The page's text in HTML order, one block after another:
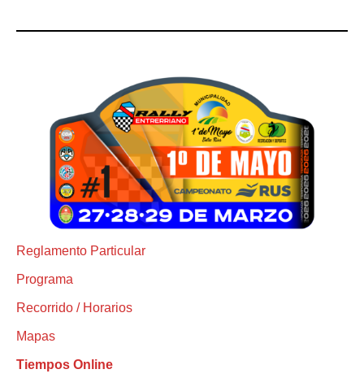
Reglamento Particular
Programa
Recorrido / Horarios
Mapas
Tiempos Online